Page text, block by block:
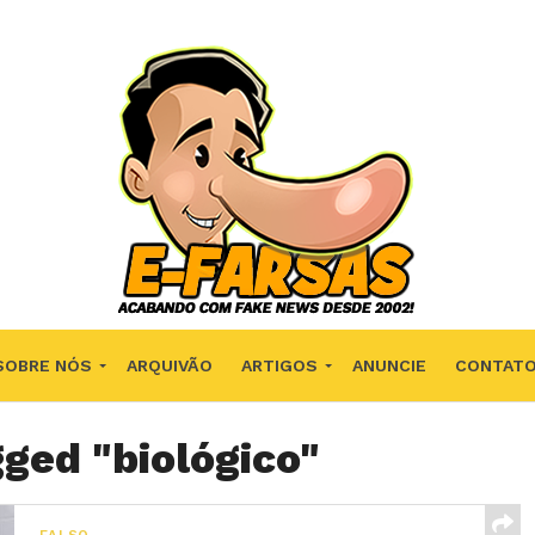
NÓS ARQUIVÃO ARTIGOS ANUNCIE CONTATO
"biológico"